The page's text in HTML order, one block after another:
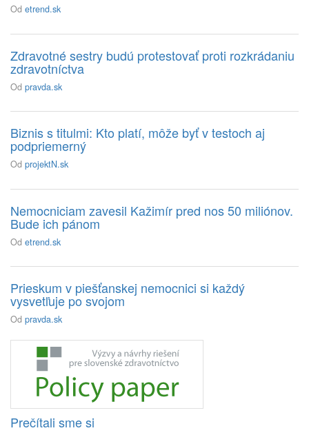
Od etrend.sk
Zdravotné sestry budú protestovať proti rozkrádaniu
zdravotníctva
Od pravda.sk
Biznis s titulmi: Kto platí, môže byť v testoch aj
podpriemerný
Od projektN.sk
Nemocniciam zavesil Kažimír pred nos 50 miliónov.
Bude ich pánom
Od etrend.sk
Prieskum v piešťanskej nemocnici si každý
vysvetľuje po svojom
Od pravda.sk
Prečítali sme si